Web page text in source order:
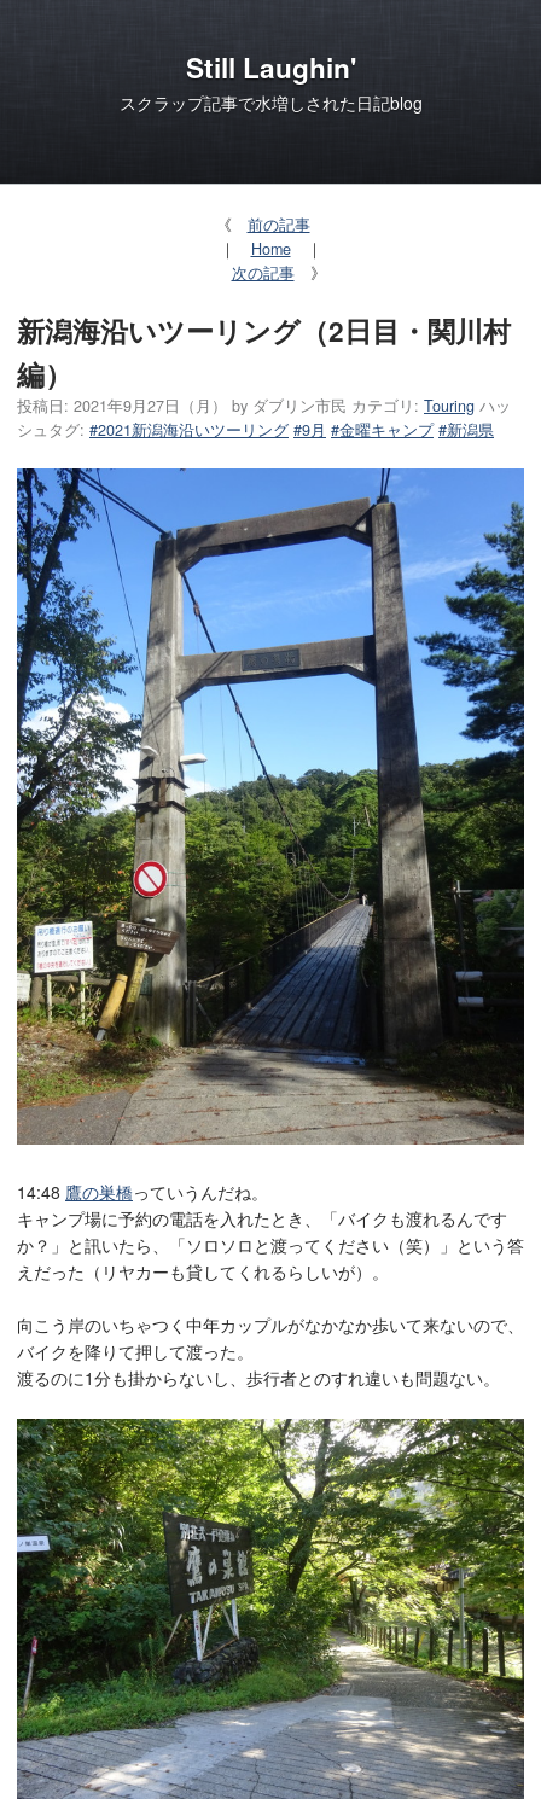
Still Laughin'
スクラップ記事で水増しされた日記blog
《 前の記事
｜ Home｜
次の記事》
新潟海沿いツーリング（2日目・関川村
編）
投稿日: 2021年9月27日（月） by ダブリン市民 カテゴリ: Touring ハッ
シュタグ: #2021新潟海沿いツーリング #9月 #金曜キャンプ #新潟県
14:48 鷹の巣橋っていうんだね。
キャンプ場に予約の電話を入れたとき、「バイクも渡れるんです
か？」と訊いたら、「ソロソロと渡ってください（笑）」という答
えだった（リヤカーも貸してくれるらしいが）。
向こう岸のいちゃつく中年カップルがなかなか歩いて来ないので、
バイクを降りて押して渡った。
渡るのに1分も掛からないし、歩行者とのすれ違いも問題ない。